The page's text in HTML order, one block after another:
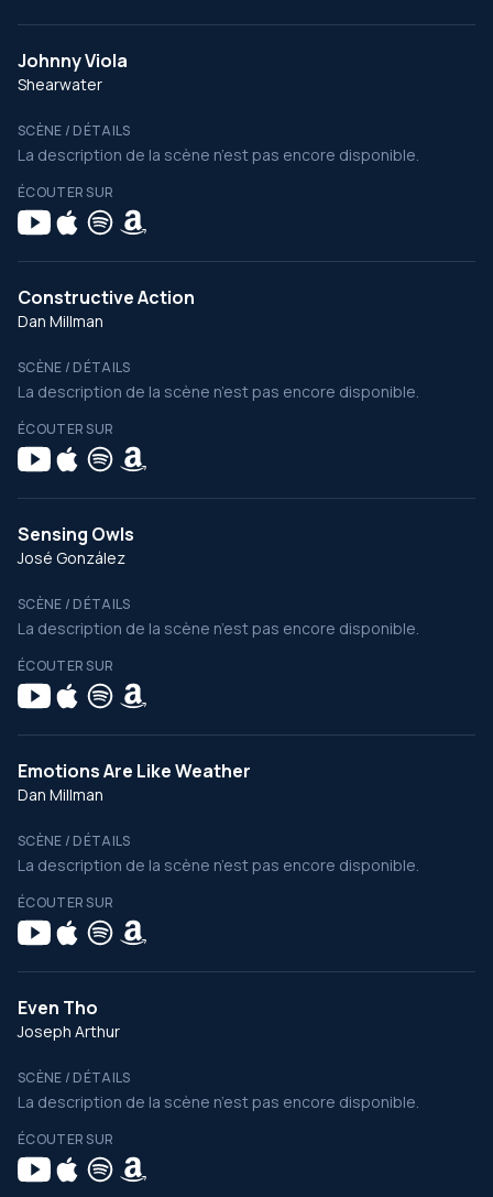
Johnny Viola
Shearwater
SCÈNE / DÉTAILS
La description de la scène n’est pas encore disponible.
ÉCOUTER SUR
Constructive Action
Dan Millman
SCÈNE / DÉTAILS
La description de la scène n’est pas encore disponible.
ÉCOUTER SUR
Sensing Owls
José González
SCÈNE / DÉTAILS
La description de la scène n’est pas encore disponible.
ÉCOUTER SUR
Emotions Are Like Weather
Dan Millman
SCÈNE / DÉTAILS
La description de la scène n’est pas encore disponible.
ÉCOUTER SUR
Even Tho
Joseph Arthur
SCÈNE / DÉTAILS
La description de la scène n’est pas encore disponible.
ÉCOUTER SUR